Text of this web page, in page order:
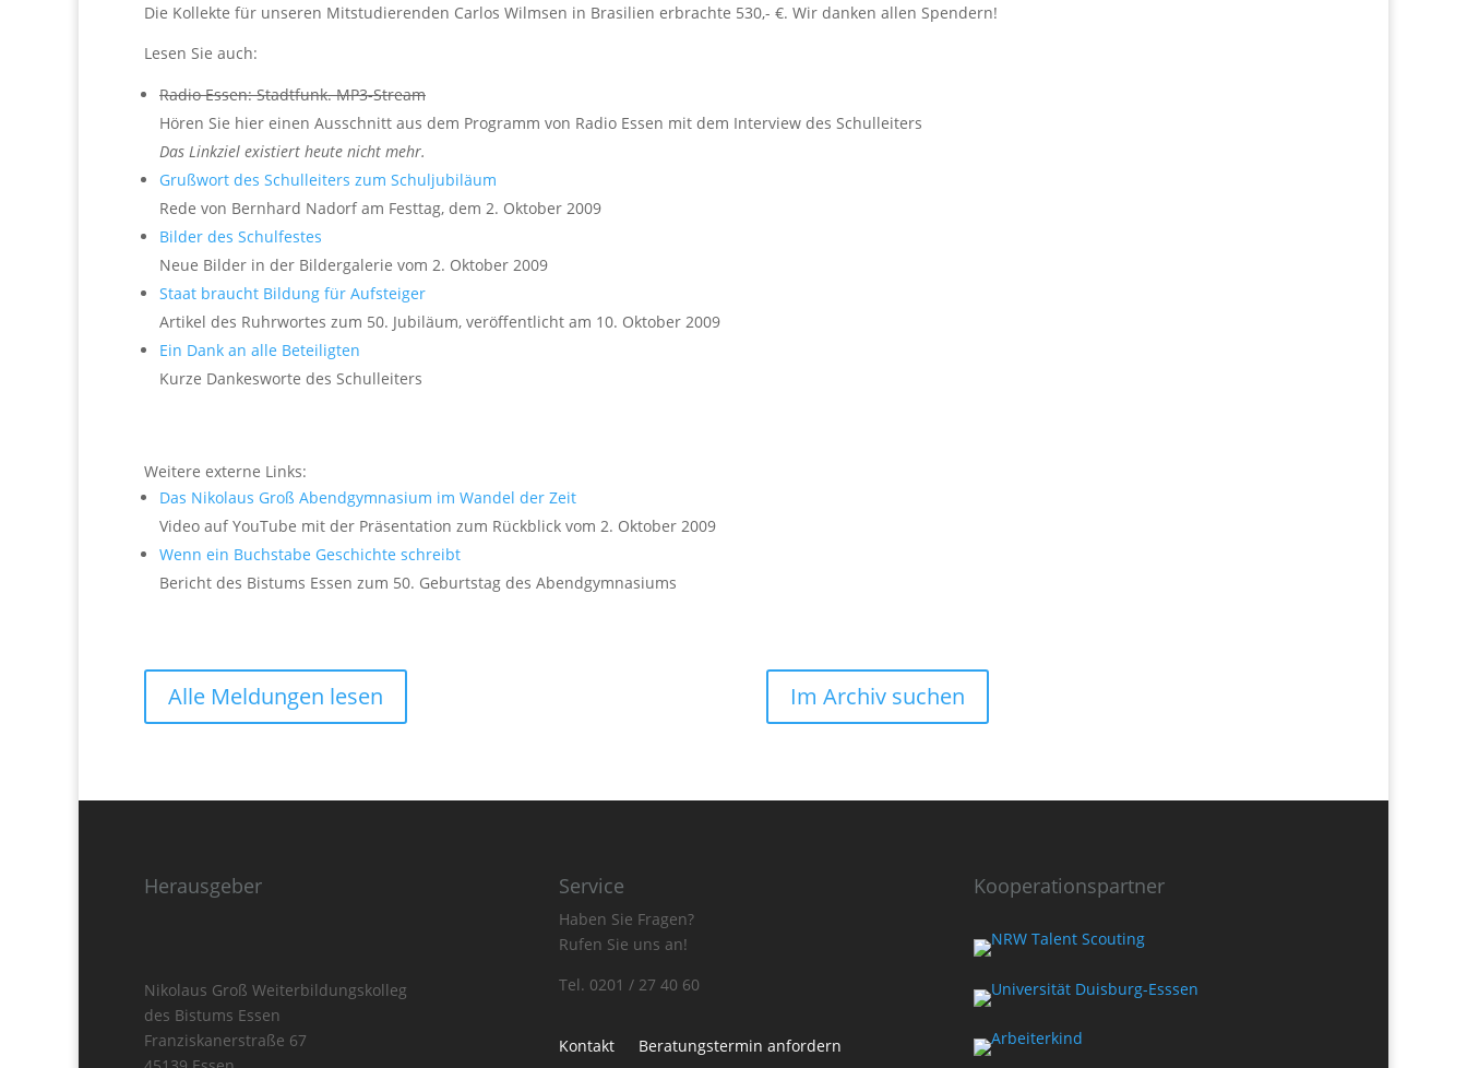
Die Kollekte für unseren Mitstudierenden Carlos Wilmsen in Brasilien erbrachte 530,- €. Wir danken allen Spendern!
Lesen Sie auch:
Radio Essen: Stadtfunk. MP3-Stream
Hören Sie hier einen Ausschnitt aus dem Programm von Radio Essen mit dem Interview des Schulleiters
Das Linkziel existiert heute nicht mehr.
Grußwort des Schulleiters zum Schuljubiläum
Rede von Bernhard Nadorf am Festtag, dem 2. Oktober 2009
Bilder des Schulfestes
Neue Bilder in der Bildergalerie vom 2. Oktober 2009
Staat braucht Bildung für Aufsteiger
Artikel des Ruhrwortes zum 50. Jubiläum, veröffentlicht am 10. Oktober 2009
Ein Dank an alle Beteiligten
Kurze Dankesworte des Schulleiters
Weitere externe Links:
Das Nikolaus Groß Abendgymnasium im Wandel der Zeit
Video auf YouTube mit der Präsentation zum Rückblick vom 2. Oktober 2009
Wenn ein Buchstabe Geschichte schreibt
Bericht des Bistums Essen zum 50. Geburtstag des Abendgymnasiums
Alle Meldungen lesen Im Archiv suchen
Herausgeber
Nikolaus Groß Weiterbildungskolleg
des Bistums Essen
Franziskanerstraße 67
Service
Haben Sie Fragen?
Rufen Sie uns an!
Tel. 0201 / 27 40 60
Kontakt
Beratungstermin anfordern
Kooperationspartner